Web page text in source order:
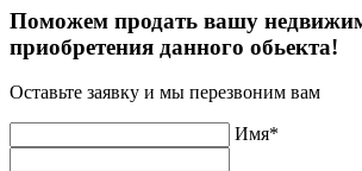
Поможем продать вашу
приобретения данного обьекта!
Оставьте заявку и мы перезвоним вам
Имя*